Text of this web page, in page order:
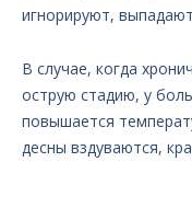
игнорируют,
В случае, когда
острую стадию, у
повышается
десны вздуваются,